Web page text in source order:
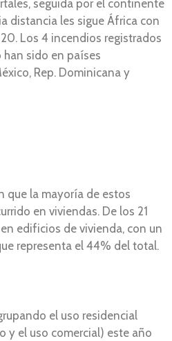
seguida por el continente
distancia les sigue África con
Los 4 incendios registrados
sido en países
Rep. Dominicana y
que la mayoría de estos
en viviendas. De los 21
edificios de vivienda, con un
representa el 44% del total.
el uso residencial
y el uso comercial) este año